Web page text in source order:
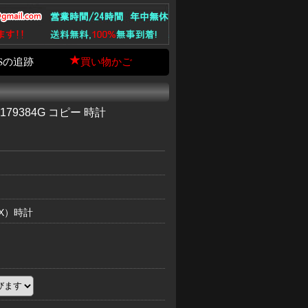
の追跡 買い物かご
コピー 時計
）時計